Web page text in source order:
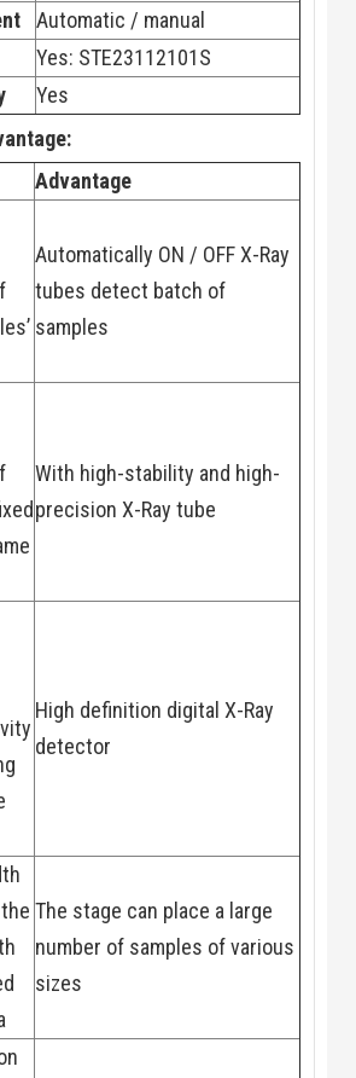
Automatic / manual
Yes: STE23112101S
Yes
Advantage
Automatically ON / OFF X-Ray
tubes detect batch of
samples
With high-stability and high-
precision X-Ray tube
High definition digital X-Ray
detector
The stage can place a large
number of samples of various
sizes